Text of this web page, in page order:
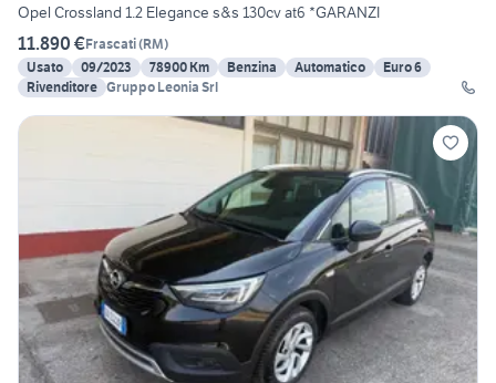
Opel Crossland 1.2 Elegance s&s 130cv at6 *GARANZI
11.890 €Frascati(RM)
Usato
09/2023 78900 Km Benzina Automatico
Euro 6
Rivenditore Gruppo Leonia Srl